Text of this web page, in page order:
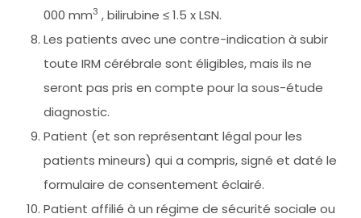
000 mm3 , bilirubine ≤ 1.5 x LSN.
Les patients avec une contre-indication à subir
toute IRM cérébrale sont éligibles, mais ils ne
seront pas pris en compte pour la sous-étude
diagnostic.
Patient (et son représentant légal pour les
patients mineurs) qui a compris, signé et daté le
formulaire de consentement éclairé.
Patient affilié à un régime de sécurité sociale ou